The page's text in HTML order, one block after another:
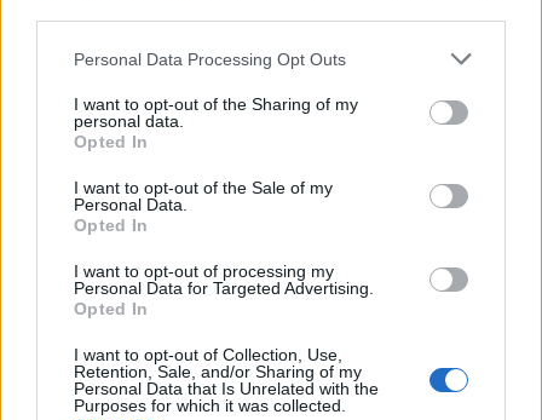
Personal Data Processing Opt Outs
I want to opt-out of the Sharing of my
personal data.
Opted In
I want to opt-out of the Sale of my
Personal Data.
Opted In
I want to opt-out of processing my
Personal Data for Targeted Advertising.
Opted In
I want to opt-out of Collection, Use,
Retention, Sale, and/or Sharing of my
Personal Data that Is Unrelated with the
Purposes for which it was collected.
ALTRE NOTIZIE DI LEGNANO